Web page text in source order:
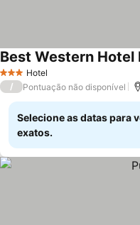
3 EstrelasHotel
Best Western Hotel
/ Pontuação não disponível
Selecione as datas para
exatos.